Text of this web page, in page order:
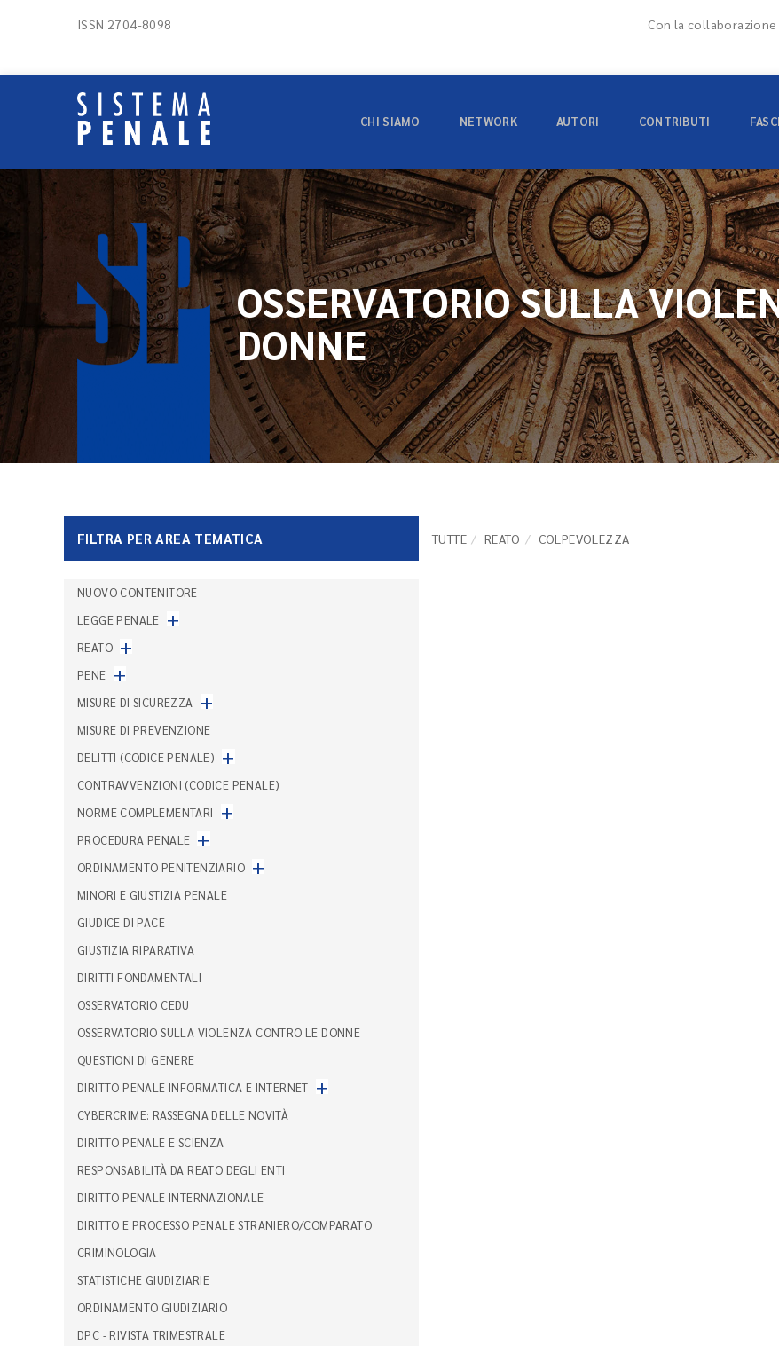
ISSN 2704-8098 Con la
CHI SIAMO NETWORK AUTORI CONTRIBUTI
OSSERVATORIO SULLA
DONNE
FILTRA PER AREA TEMATICA TUTTE REATO COLPEVOLEZZA
NUOVO CONTENITORE
LEGGE PENALE +
REATO +
PENE +
MISURE DI SICUREZZA +
MISURE DI PREVENZIONE
DELITTI (CODICE PENALE) +
CONTRAVVENZIONI (CODICE PENALE)
NORME COMPLEMENTARI
+
PROCEDURA PENALE +
ORDINAMENTO PENITENZIARIO +
MINORI E GIUSTIZIA PENALE
GIUDICE DI PACE
GIUSTIZIA RIPARATIVA
DIRITTI FONDAMENTALI
OSSERVATORIO CEDU
OSSERVATORIO SULLA VIOLENZA CONTRO LE DONNE
QUESTIONI DI GENERE
DIRITTO PENALE INFORMATICA E INTERNET +
CYBERCRIME: RASSEGNA DELLE NOVITÀ
DIRITTO PENALE E SCIENZA
RESPONSABILITÀ DA REATO DEGLI ENTI
DIRITTO PENALE INTERNAZIONALE
DIRITTO E PROCESSO PENALE STRANIERO/COMPARATO
CRIMINOLOGIA
STATISTICHE GIUDIZIARIE
ORDINAMENTO GIUDIZIARIO
DPC - RIVISTA TRIMESTRALE